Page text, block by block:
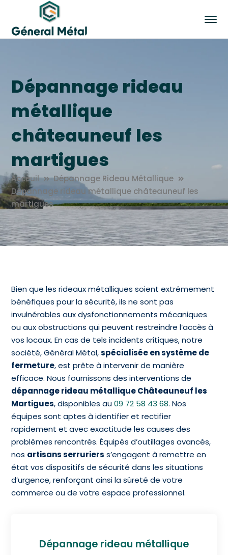
Dépannage rideau
métallique
châteauneuf les
martigues
Acceuil
Dépannage Rideau Métallique
Dépannage rideau métallique châteauneuf les
martigues
Bien que les rideaux métalliques soient extrêmement
bénéfiques pour la sécurité, ils ne sont pas
invulnérables aux dysfonctionnements mécaniques
ou aux obstructions qui peuvent restreindre l’accès à
vos locaux. En cas de tels incidents critiques, notre
société, Général Métal,spécialisée en système de
fermeture, est prête à intervenir de manière
efficace. Nous fournissons des interventions de
dépannage rideau métallique Châteauneuf les
Martigues, disponibles au09 72 58 43 68. Nos
équipes sont aptes à identifier et rectifier
rapidement et avec exactitude les causes des
problèmes rencontrés. Équipés d’outillages avancés,
nos artisans serruriers s’engagent à remettre en
état vos dispositifs de sécurité dans les situations
d’urgence, renforçant ainsi la sûreté de votre
commerce ou de votre espace professionnel.
Dépannage rideau métallique